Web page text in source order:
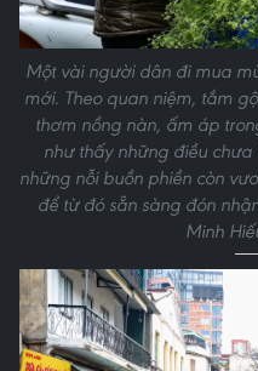
Một vài người dân đi mua
mới. Theo quan niệm, tắm
thơm nồng nàn, ấm áp
như thấy những điều
những nỗi buồn phiền còn
để từ đó sẵn sàng đón
Minh